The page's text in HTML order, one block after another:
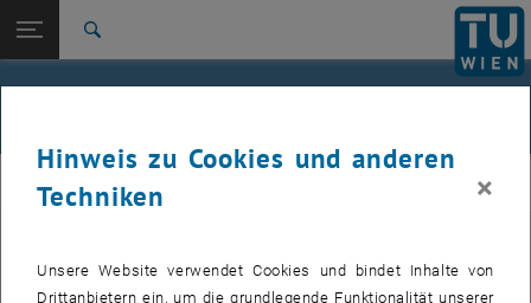
TU Login
Studium
International
Zur 1. Menü Ebene
Institut für Angewandte Physik
Zurück: Subseiten von Events auflisten
Zurück zur letzten Ebene:
Events
IAP
Seite angezeigt.
Hinweis zu Cookies und anderen
Techniken
×
Unsere Website verwendet Cookies und bindet Inhalte von
Drittanbietern ein, um die grundlegende Funktionalität unserer